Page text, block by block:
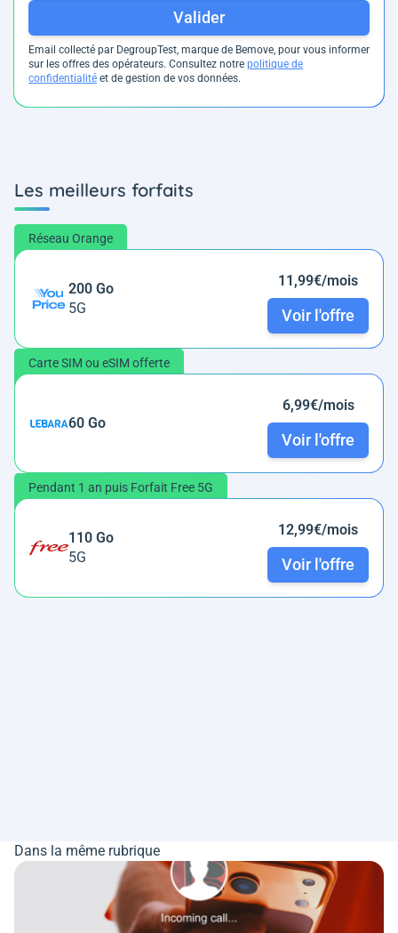
Valider
Email collecté par DegroupTest, marque de Bemove, pour vous informer
sur les offres des opérateurs. Consultez notre politique de
confidentialité et de gestion de vos données.
Les meilleurs forfaits
Réseau Orange
200 Go
5G
11,99€/mois
Voir l'offre
Carte SIM ou eSIM offerte
60 Go
6,99€/mois
Voir l'offre
Pendant 1 an puis Forfait Free 5G
110 Go
5G
12,99€/mois
Voir l'offre
Dans la même rubrique